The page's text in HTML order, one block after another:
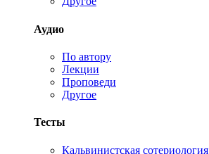
Аудио
По автору
Лекции
Проповеди
Другое
Тесты
Кальвинистская сотериология